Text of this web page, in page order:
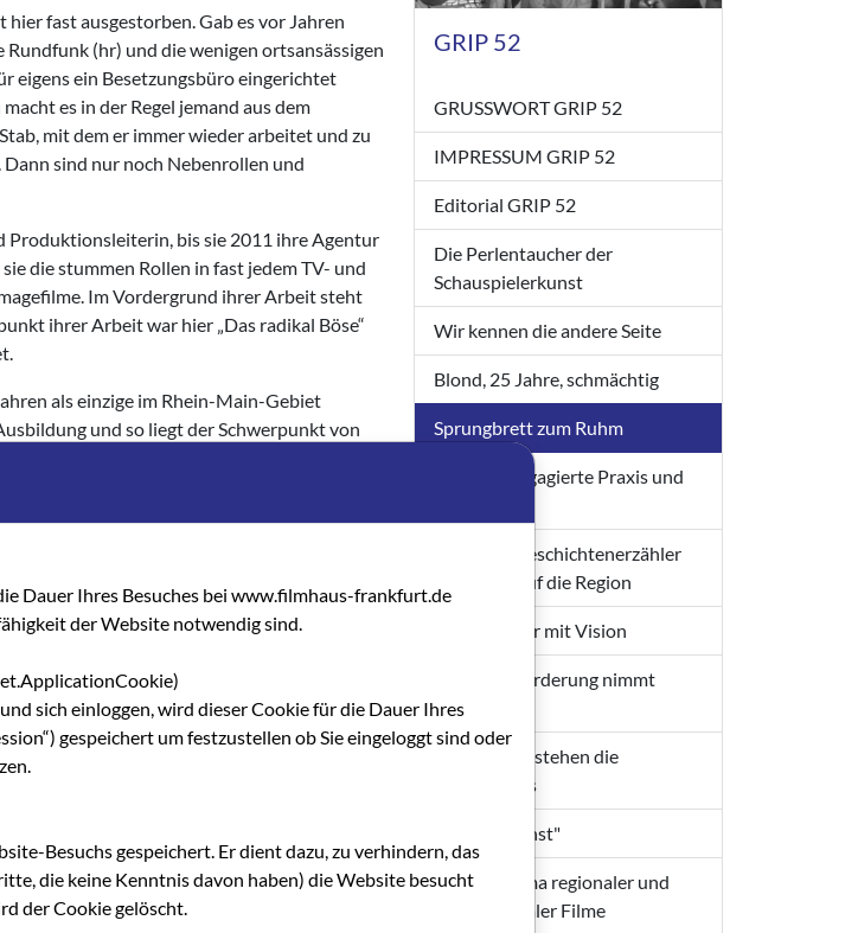
fast ausgestorben. Gab es vor Jahren
(hr) und die wenigen ortsansässigen
eigens ein Besetzungsbüro eingerichtet
es in der Regel jemand aus dem
mit dem er immer wieder arbeitet und zu
sind nur noch Nebenrollen und
Produktionsleiterin, bis sie 2011 ihre Agentur
die stummen Rollen in fast jedem TV- und
Im Vordergrund ihrer Arbeit steht
ihrer Arbeit war hier „Das radikal Böse“
als einzige im Rhein-Main-Gebiet
und so liegt der Schwerpunkt von
TV und Werbung, die sie entdeckt, betreut
Jahren auch etliche ambitionierte
mitbringen sowie erwachsene
Dabei handelt es sich in der Regel
in Frankfurt immer noch
arbeiten, zum Beispiel CastIn, KGB, CIA,
und Kindern vor, deren Gesichter (oder
neue Menschen, manchmal spezielle für eine
Leute auf der Straße an, deren Gesichter
herausspringen, aber nur die
und jeder kann sich so nennen.
GRIP 52
GRUSSWORT GRIP 52
IMPRESSUM GRIP 52
Editorial GRIP 52
Die Perlentaucher der
Schauspielerkunst
Wir kennen die andere Seite
Blond, 25 Jahre, schmächtig
Sprungbrett zum Ruhm
30 Jahre engagierte Praxis und
Moderne Geschichtenerzähler
mit Fokus auf die Region
Durchstarter mit Vision
Neue Filmförderung nimmt
Gestalt an
Im Zentrum stehen die
Filmfestivals
"Film ist Kunst"
Ein Panorama regionaler und
internationaler Filme
Dauer Ihres Besuches bei www.filmhaus-frankfurt.de
der Website notwendig sind.
sich einloggen, wird dieser Cookie für die Dauer Ihres
gespeichert um festzustellen ob Sie eingeloggt sind oder
Besuchs gespeichert. Er dient dazu, zu verhindern, das
die keine Kenntnis davon haben) die Website besucht
der Cookie gelöscht.